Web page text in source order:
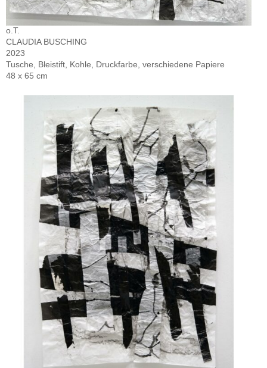
o.T.
CLAUDIA BUSCHING
2023
Tusche, Bleistift, Kohle, Druckfarbe, verschiedene Papiere
48 x 65 cm